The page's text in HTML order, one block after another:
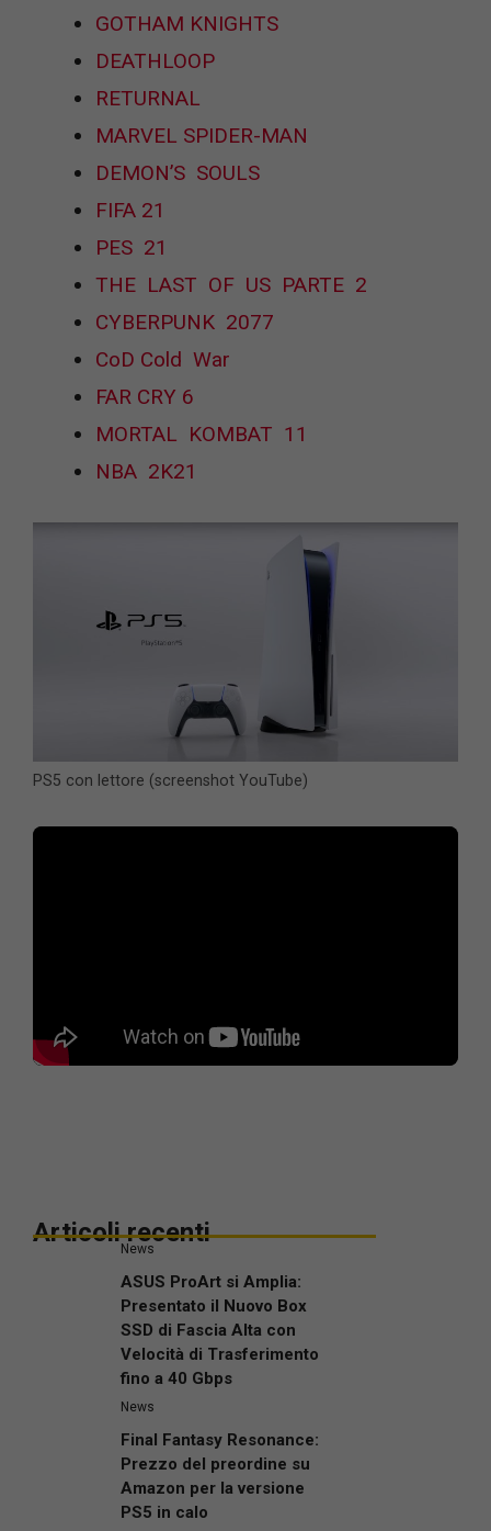
GOTHAM KNIGHTS
DEATHLOOP
RETURNAL
MARVEL SPIDER-MAN
DEMON’S SOULS
FIFA 21
PES 21
THE LAST OF US PARTE 2
CYBERPUNK 2077
CoD Cold War
FAR CRY 6
MORTAL KOMBAT 11
NBA 2K21
PS5 con lettore (screenshot YouTube)
Articoli recenti
News
ASUS ProArt si Amplia:
Presentato il Nuovo Box
SSD di Fascia Alta con
Velocità di Trasferimento
fino a 40 Gbps
News
Final Fantasy Resonance:
Prezzo del preordine su
Amazon per la versione
PS5 in calo